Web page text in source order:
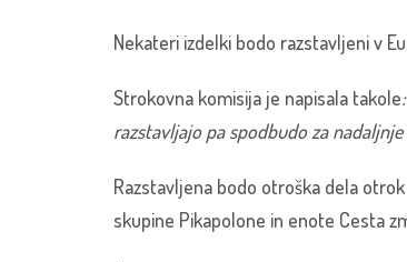
Nekateri izdelki bodo razstavljeni v
Strokovna komisija je napisala takole
razstavljajo pa spodbudo za nadaljnje
Razstavljena bodo otroška dela
skupine Pikapolone in enote Cesta